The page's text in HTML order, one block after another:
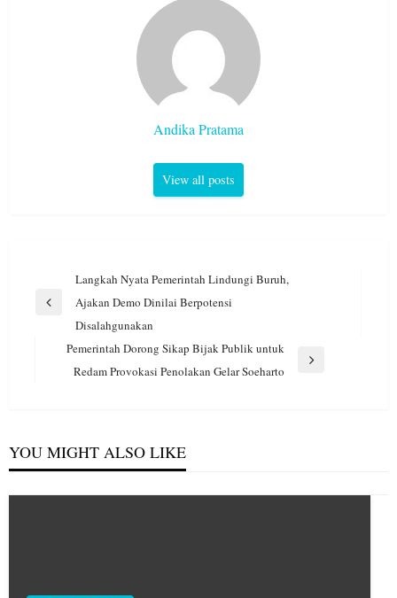
Andika Pratama
View all posts
Navigasi
pos
Langkah Nyata Pemerintah Lindungi Buruh,
Ajakan Demo Dinilai Berpotensi
Disalahgunakan
Next
Pemerintah Dorong Sikap Bijak Publik untuk
Redam Provokasi Penolakan Gelar Soeharto
YOU MIGHT ALSO LIKE